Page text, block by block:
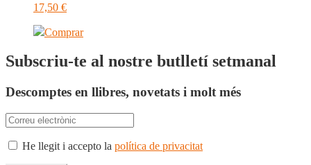
17,50 €
Comprar
Subscriu-te al nostre butlletí setmanal
Descomptes en llibres, novetats i molt més
He llegit i accepto la política de privacitat